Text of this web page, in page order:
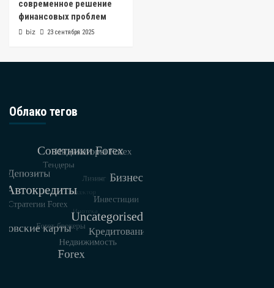
современное решение
финансовых проблем
biz 23 сентября 2025
Облако тегов